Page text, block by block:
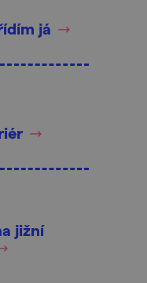
já
jižní